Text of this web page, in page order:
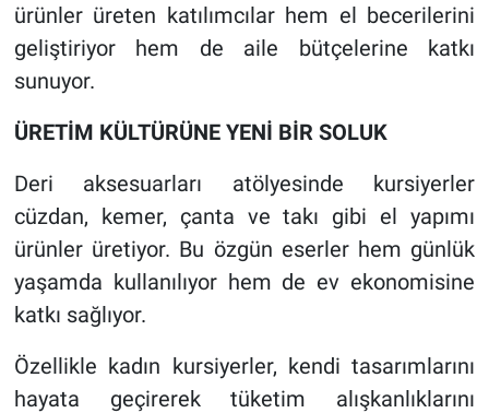
ürünler üreten katılımcılar hem el becerilerini
geliştiriyor hem de aile bütçelerine katkı
sunuyor.
ÜRETİM KÜLTÜRÜNE YENİ BİR SOLUK
Deri aksesuarları atölyesinde kursiyerler
cüzdan, kemer, çanta ve takı gibi el yapımı
ürünler üretiyor. Bu özgün eserler hem günlük
yaşamda kullanılıyor hem de ev ekonomisine
katkı sağlıyor.
Özellikle kadın kursiyerler, kendi tasarımlarını
hayata geçirerek tüketim alışkanlıklarını